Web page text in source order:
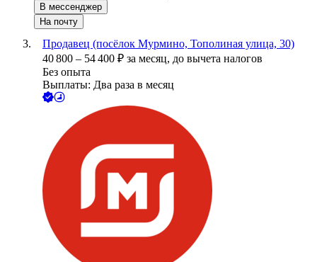
В мессенджер
На почту
Продавец (посёлок Мурмино, Тополиная улица, 30)
40 800 – 54 400 ₽ за месяц, до вычета налогов
Без опыта
Выплаты: Два раза в месяц